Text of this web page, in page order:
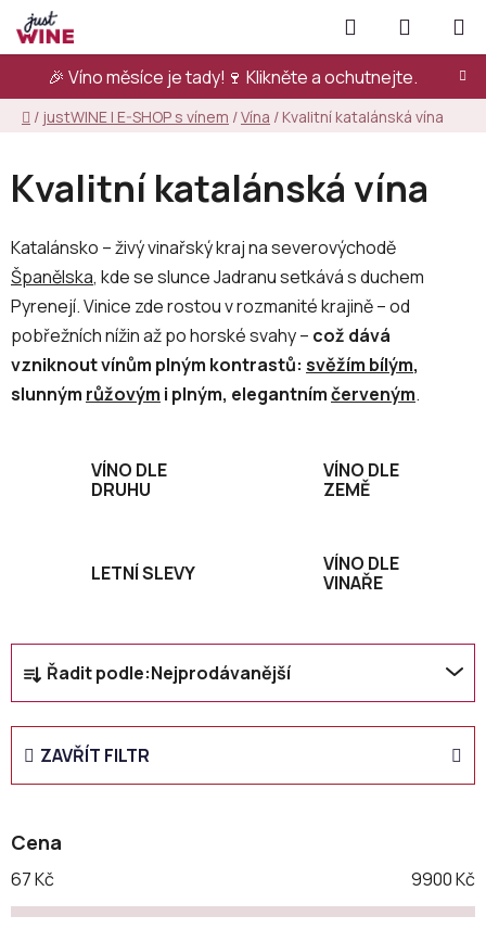
Přejít
na
obsah
🎉 Víno měsíce je tady!🍷 Klikněte a ochutnejte.
Hledat
KOŠÍK
Domů
/ justWINE | E-SHOP s vínem /Vína / Kvalitní katalánská vína
Kvalitní katalánská vína
Katalánsko – živý vinařský kraj na severovýchodě
Španělska, kde se slunce Jadranu setkává s duchem
Pyrenejí. Vinice zde rostou v rozmanité krajině – od
pobřežních nížin až po horské svahy – což dává
vzniknout vínům plným kontrastů: svěžím bílým,
slunným růžovým i plným, elegantnímčerveným.
VÍNO DLE
DRUHU
VÍNO DLE
ZEMĚ
LETNÍ SLEVY
VÍNO DLE
VINAŘE
Ř
a
z
n
í
r
o
d
Řadit podle:Nejprodávanější
ZAVŘÍT FILTR
Cena
67Kč 9900Kč